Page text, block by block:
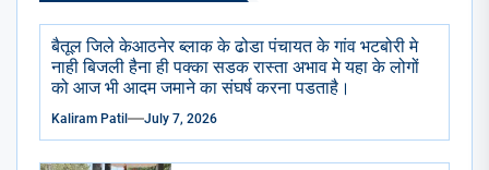
बैतूल जिले केआठनेर ब्लाक के ढोडा पंचायत के गांव भटबोरी मे
नाही बिजली हैना ही पक्का सडक रास्ता अभाव मे यहा के लोगों
को आज भी आदम जमाने का संघर्ष करना पडताहै।
Kaliram Patil July 7, 2026